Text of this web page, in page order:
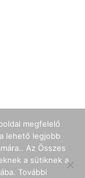
megfelelő
lehető legjobb
Az Összes
a sütiknek a
További